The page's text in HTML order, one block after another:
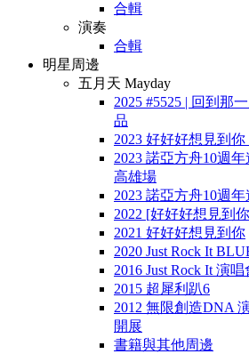
合輯
演奏
合輯
明星周邊
五月天 Mayday
2025 #5525 | 回到那
品
2023 好好好想見到
2023 諾亞方舟10週
高雄場
2023 諾亞方舟10週
2022 [好好好想見到
2021 好好好想見到你
2020 Just Rock It
2016 Just Rock It 演唱
2015 超犀利趴6
2012 無限創造DNA
開展
書籍與其他周邊